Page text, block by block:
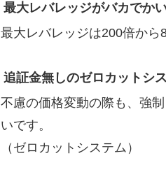
最大レバレッジがバカでか
最大レバレッジは200倍から
追証金無しのゼロカットシ
不慮の価格変動の際も、強
いです。
（ゼロカットシステム）